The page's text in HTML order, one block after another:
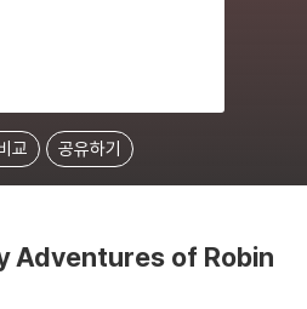
교 공유하기
Adventures of Robin